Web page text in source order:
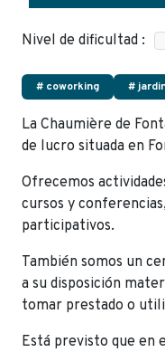
Nivel de dificultad :
# coworking #
La Chaumière de
de lucro situada en
Ofrecemos
cursos y
participativos.
También somos un
a su disposición
tomar prestado o
Está previsto que en